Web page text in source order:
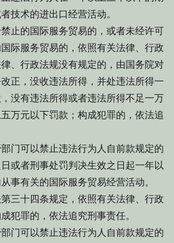
技术的进出口经营活动。
止的国际服务贸易的，或者未经许可
际服务贸易的，依照有关法律、行政
、行政法规没有规定的，由国务院对
正，没收违法所得，并处违法所得一
没有违法所得或者违法所得不足一万
万元以下罚款；构成犯罪的，依法追
门可以禁止违法行为人自前款规定的
或者刑事处罚判决生效之日起一年以
事有关的国际服务贸易经营活动。
三十四条规定，依照有关法律、行政
犯罪的，依法追究刑事责任。
门可以禁止违法行为人自前款规定的